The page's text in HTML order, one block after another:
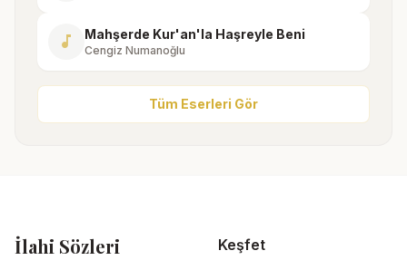
music_note Mahşerde Kur'an'la Haşreyle Beni
Cengiz Numanoğlu
Tüm Eserleri Gör
İlahi Sözleri Keşfet